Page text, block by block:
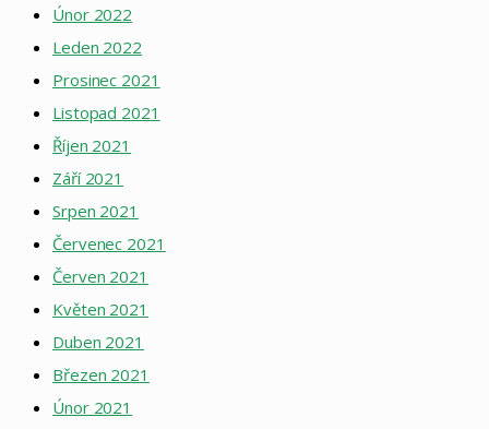
Únor 2022
Leden 2022
Prosinec 2021
Listopad 2021
Říjen 2021
Září 2021
Srpen 2021
Červenec 2021
Červen 2021
Květen 2021
Duben 2021
Březen 2021
Únor 2021